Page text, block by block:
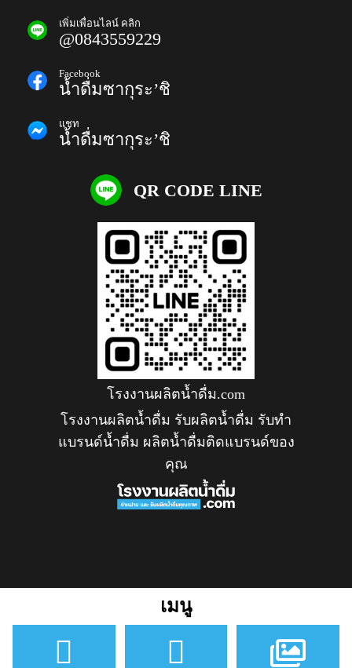
เพิ่มเพื่อนไลน์ คลิก
@0843559229
Facebook
น้ำดื่มซากุระ’ชิ
แชท
น้ำดื่มซากุระ’ชิ
QR CODE LINE
โรงงานผลิตน้ำดื่ม.com
โรงงานผลิตน้ำดื่ม รับผลิตน้ำดื่ม รับทำ
แบรนด์น้ำดื่ม ผลิตน้ำดื่มติดแบรนด์ของ
คุณ
เมนู